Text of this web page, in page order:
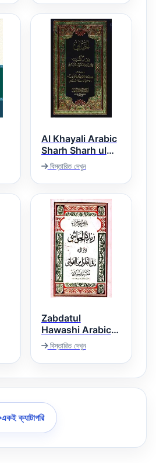
Al Khayali Arabic
Sharh Sharh ul
Aqaid الخیالی عربی
شرح شرح العقائد
বিস্তারিত দেখুন
Zabdatul
Hawashi Arabic
Sharh Mutawwal
زبدۃ الحواشی عربی
شرح الطول
বিস্তারিত দেখুন
একই ক্যাটাগরি